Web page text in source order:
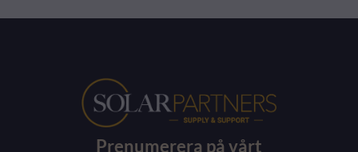
Prenumerera på vårt